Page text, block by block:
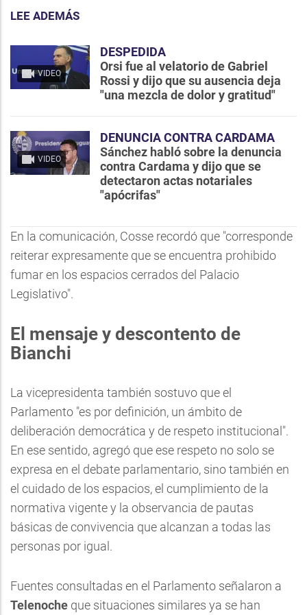
LEE ADEMÁS
VIDEO
DESPEDIDA
Orsi fue al velatorio de Gabriel
Rossi y dijo que su ausencia deja
"una mezcla de dolor y gratitud"
VIDEO
DENUNCIA CONTRA CARDAMA
Sánchez habló sobre la denuncia
contra Cardama y dijo que se
detectaron actas notariales
"apócrifas"
En la comunicación, Cosse recordó que "corresponde
reiterar expresamente que se encuentra prohibido
fumar en los espacios cerrados del Palacio
Legislativo".
El mensaje y descontento de
Bianchi
La vicepresidenta también sostuvo que el
Parlamento "es por definición, un ámbito de
deliberación democrática y de respeto institucional".
En ese sentido, agregó que ese respeto no solo se
expresa en el debate parlamentario, sino también en
el cuidado de los espacios, el cumplimiento de la
normativa vigente y la observancia de pautas
básicas de convivencia que alcanzan a todas las
personas por igual.
Fuentes consultadas en el Parlamento señalaron a
Telenoche que situaciones similares ya se han